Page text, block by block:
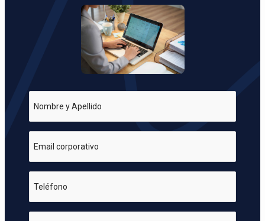
Nombre y Apellido
Email corporativo
Teléfono